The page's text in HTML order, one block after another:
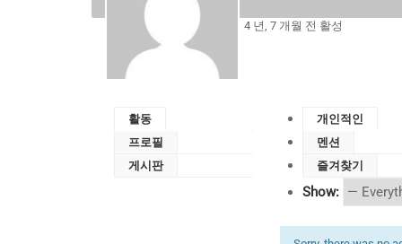
4 년, 7 개월 전 활성
활동
프로필
게시판
개인적인
멘션
즐겨찾기
Show: